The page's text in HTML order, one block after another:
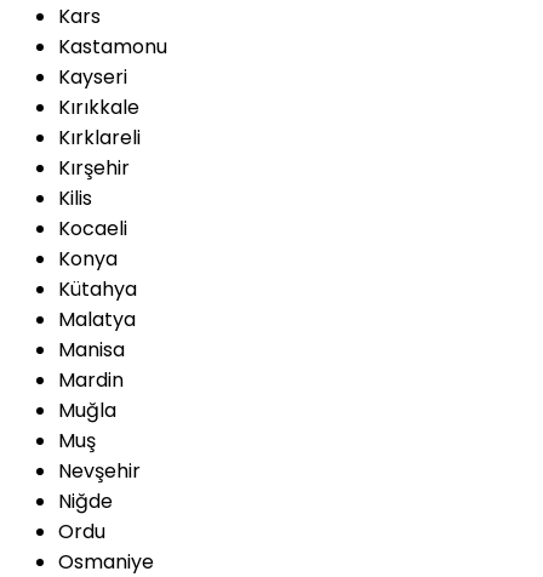
Kars
Kastamonu
Kayseri
Kırıkkale
Kırklareli
Kırşehir
Kilis
Kocaeli
Konya
Kütahya
Malatya
Manisa
Mardin
Muğla
Muş
Nevşehir
Niğde
Ordu
Osmaniye